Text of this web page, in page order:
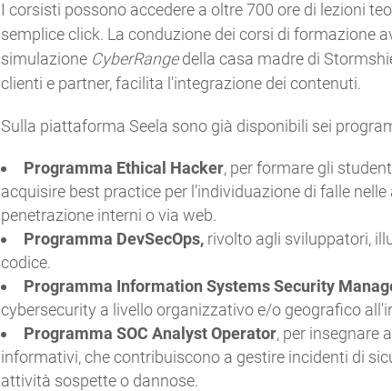
I corsisti possono accedere a oltre 700 ore di lezioni
semplice click. La conduzione dei corsi di formazione
simulazione CyberRangedella casa madre di
clienti e partner, facilita l'integrazione dei contenuti.
Sulla piattaforma Seela sono già disponibili sei
Programma Ethical Hacker, per formare gli
acquisire best practice per l’individuazione di falle
penetrazione interni o via web.
Programma DevSecOps, rivolto agli sviluppatori,
codice.
Programma Information Systems Security
cybersecurity a livello organizzativo e/o geografico
Programma SOC Analyst Operator, per insegnare
informativi, che contribuiscono a gestire incidenti di
attività sospette o dannose.